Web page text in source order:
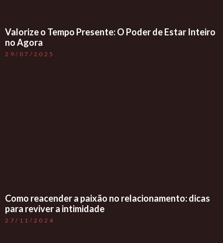
Valorize o Tempo Presente: O Poder de Estar Inteiro
no Agora
29/07/2025
Como reacender a paixão no relacionamento: dicas
para reviver a intimidade
27/11/2024